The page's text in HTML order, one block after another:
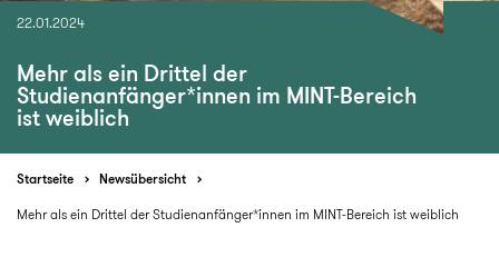
22.01.2024
Mehr als ein Drittel der
Studienanfänger*innen im MINT-Bereich
ist weiblich
Startseite
Newsübersicht
Mehr als ein Drittel der Studienanfänger*innen im MINT-Bereich ist weiblich